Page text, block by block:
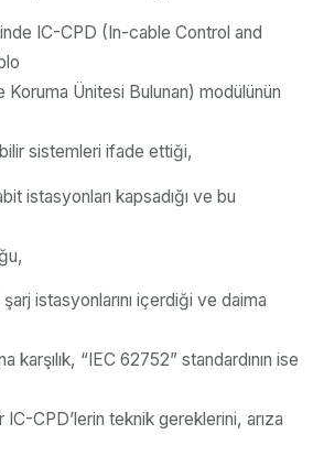
IC-CPD (In-cable Control and
Ünitesi Bulunan) modülünün
sistemleri ifade ettiği,
istasyonları kapsadığı ve bu
şarj istasyonlarını içerdiği ve daima
karşılık, “IEC 62752” standardının ise
IC-CPD’lerin teknik gereklerini, arıza